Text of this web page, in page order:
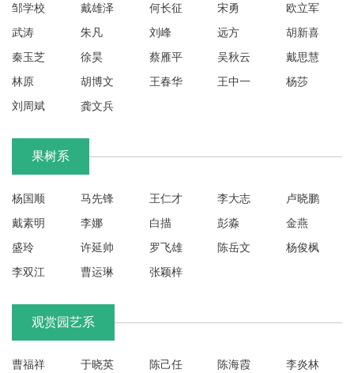
邹学校 戴雄泽 何长征 宋勇
欧立军
武涛
朱凡 刘峰 远方
胡新喜
秦玉芝
徐昊 蔡雁平 吴秋云
戴思慧
林原
胡博文 王春华 王中一
杨莎
刘周斌
龚文兵
果树系
杨国顺 马先锋 王仁才 李大志
卢晓鹏
戴素明
李娜 白描 彭淼
金燕
盛玲
许延帅 罗飞雄 陈岳文
杨俊枫
李双江
曹运琳 张颖梓
观赏园艺系
曹福祥 于晓英 陈己任 陈海霞
李炎林